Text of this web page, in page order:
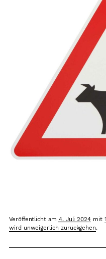
Fragen und Antworten
Ansiedlung von
Arbeitsplätze
Sicherheit
Grundkonsens
Kontakt
Veröffentlicht am 4. Juli 2024 mit
wird unweigerlich zurückgehen.